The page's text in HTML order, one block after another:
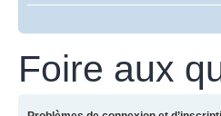
Foire aux